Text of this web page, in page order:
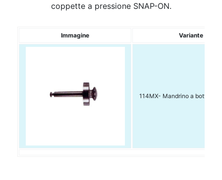
coppette a pressione SNAP-ON.
Immagine Variante
114MX- Mandrino a bottone